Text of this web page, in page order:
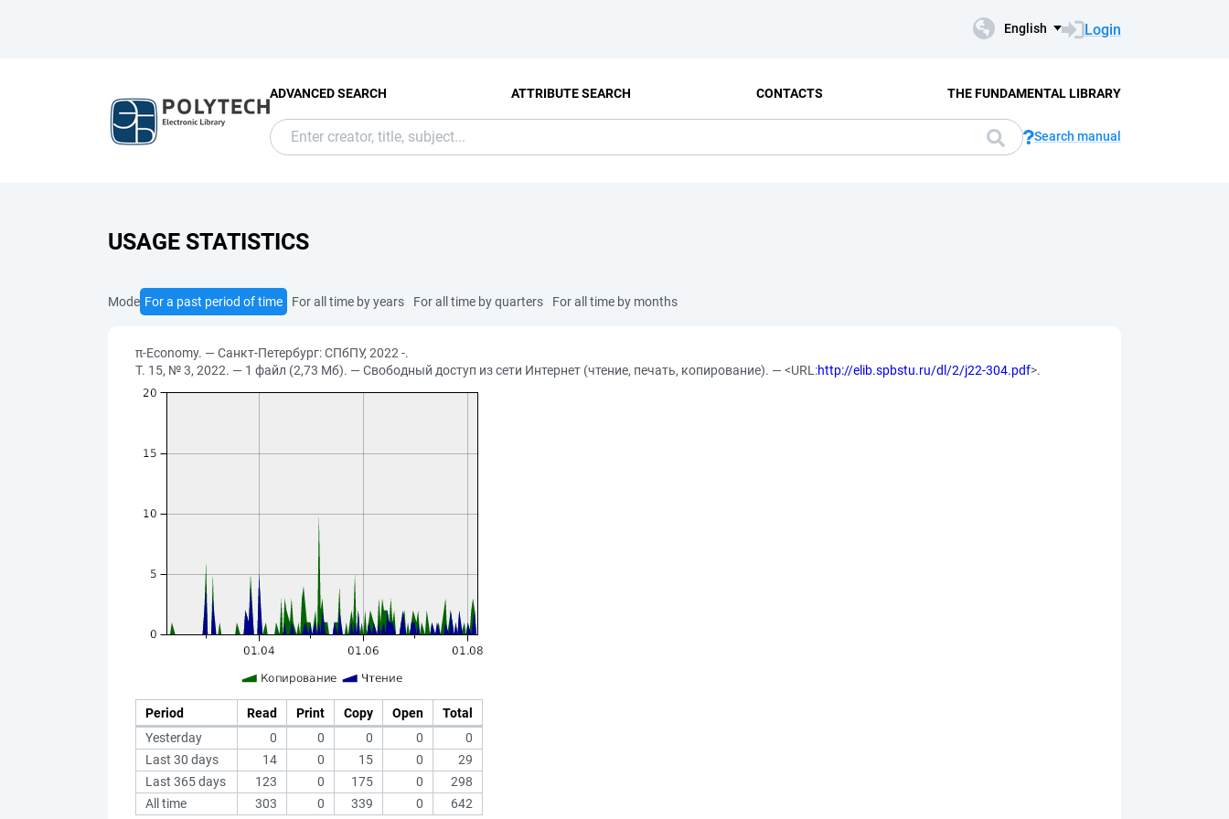
English Login
ADVANCED SEARCH ATTRIBUTE SEARCH CONTACTS THE FUNDAMENTAL LIBRARY
Search manual
USAGE STATISTICS
Mode For a past period of time For all time by years For all time by quarters For all time by months
π-Economy. — Санкт-Петербург: СПбПУ, 2022 -.
Т. 15, № 3, 2022. — 1 файл (2,73 Мб). — Свободный доступ из сети Интернет (чтение, печать, копирование). — <URL:http://elib.spbstu.ru/dl/2/j22-304.pdf>.
Period Read Print Copy Open
Total
Yesterday
0 0 0 0
0
Last 30 days
14 0 15 0
29
Last 365 days
123 0 175 0
298
All time
303 0 339 0 642